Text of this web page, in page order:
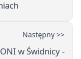
Następny >>
w Świdnicy -